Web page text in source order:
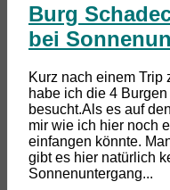
Burg
bei
Kurz nach einem Trip
habe ich die 4
besucht.Als es auf
mir wie ich hier noch
einfangen könnte.
gibt es hier natürlich
Sonnenuntergang...